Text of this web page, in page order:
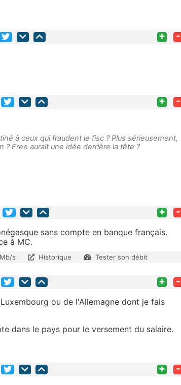
+ -
+ -
à ceux qui fraudent le fisc ? Plus sérieusement,
Free aurait une idée derrière la tête ?
+ -
sans compte en banque français.
à MC.
s Historique Tester son débit
+ -
ou de l'Allemagne dont je fais
dans le pays pour le versement du salaire.
+ -